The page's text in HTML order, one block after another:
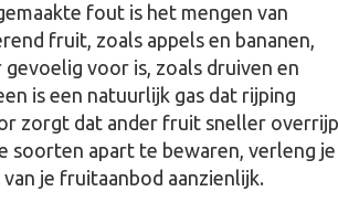
fout is het mengen van
fruit, zoals appels en bananen,
voor is, zoals druiven en
is een natuurlijk gas dat rijping
zorgt dat ander fruit sneller overrijp
soorten apart te bewaren, verleng je
je fruitaanbod aanzienlijk.